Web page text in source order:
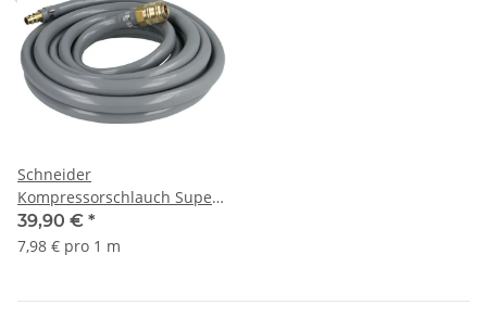
Schneider
Kompressorschlauch Super
Flex 5 m D730032
39,90 € *
7,98 € pro 1 m